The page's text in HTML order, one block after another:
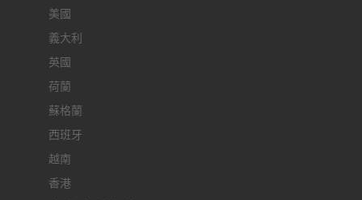
美國
義大利
英國
荷蘭
蘇格蘭
西班牙
越南
香港